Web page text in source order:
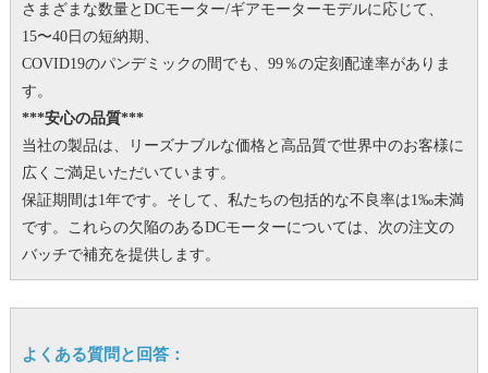
さまざまな数量とDCモーター/ギアモーターモデルに応じて、
15〜40日の短納期、
COVID19のパンデミックの間でも、99％の定刻配達率がありま
す。
***安心の品質***
当社の製品は、リーズナブルな価格と高品質で世界中のお客様に
広くご満足いただいています。
保証期間は1年です。 そして、私たちの包括的な不良率は1‰未満
です。 これらの欠陥のあるDCモーターについては、次の注文の
バッチで補充を提供します。
よくある質問と回答：